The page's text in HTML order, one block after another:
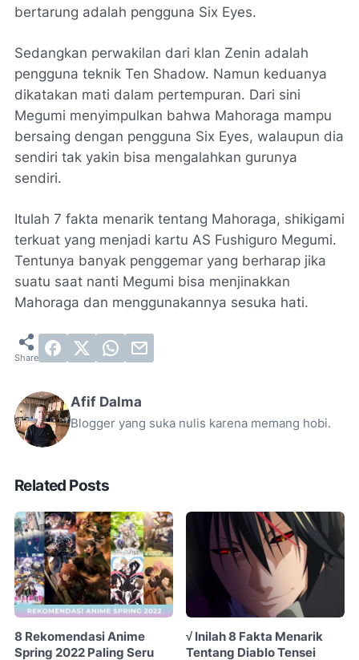
bertarung adalah pengguna Six Eyes.
Sedangkan perwakilan dari klan Zenin adalah
pengguna teknik Ten Shadow. Namun keduanya
dikatakan mati dalam pertempuran. Dari sini
Megumi menyimpulkan bahwa Mahoraga mampu
bersaing dengan pengguna Six Eyes, walaupun dia
sendiri tak yakin bisa mengalahkan gurunya
sendiri.
Itulah 7 fakta menarik tentang Mahoraga, shikigami
terkuat yang menjadi kartu AS Fushiguro Megumi.
Tentunya banyak penggemar yang berharap jika
suatu saat nanti Megumi bisa menjinakkan
Mahoraga dan menggunakannya sesuka hati.
Afif Dalma
Blogger yang suka nulis karena memang hobi.
Related Posts
8 Rekomendasi Anime
Spring 2022 Paling Seru
√ Inilah 8 Fakta Menarik
Tentang Diablo Tensei